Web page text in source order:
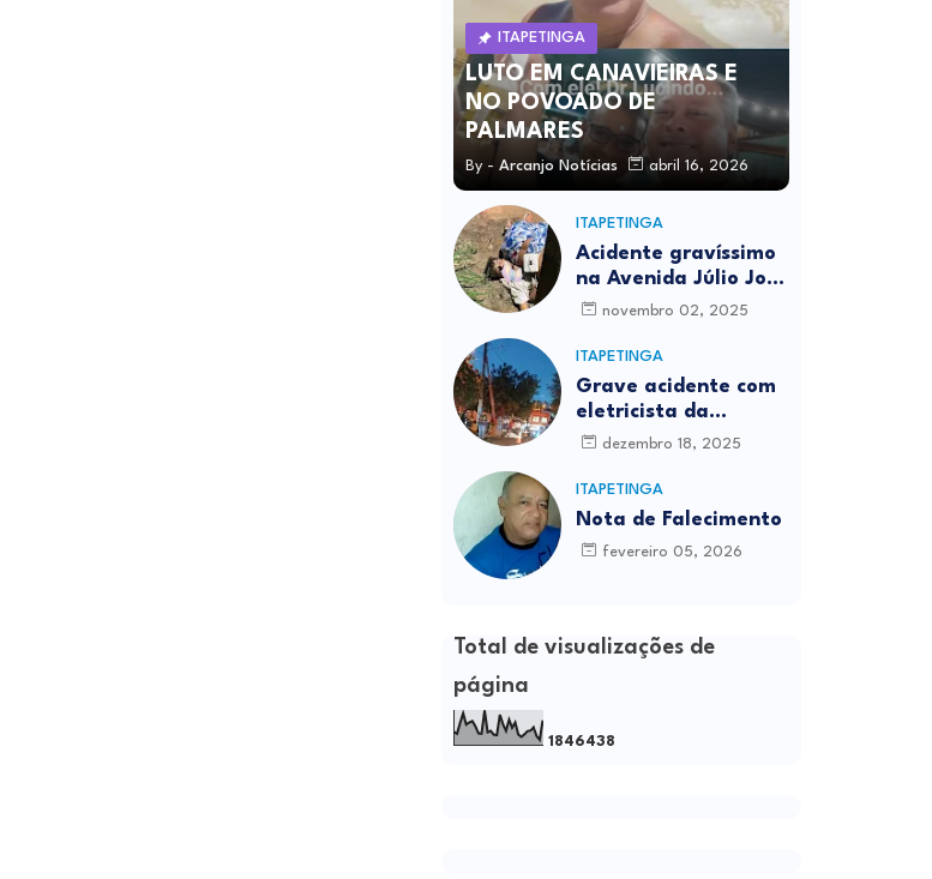
ITAPETINGA
LUTO EM CANAVIEIRAS E
NO POVOADO DE
PALMARES
By - Arcanjo Notícias abril 16, 2026
ITAPETINGA
Acidente gravíssimo
na Avenida Júlio José
Rodrigues deixa um
novembro 02, 2025
ITAPETINGA
Grave acidente com
eletricista da
Prefeitura é
Itapetinga
dezembro 18, 2025
ITAPETINGA
Nota de Falecimento
fevereiro 05, 2026
Total de visualizações de
página
1 846438